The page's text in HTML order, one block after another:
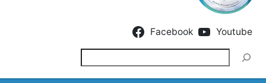
Facebook Youtube